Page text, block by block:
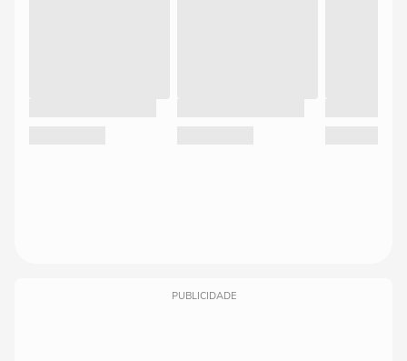
PUBLICIDADE